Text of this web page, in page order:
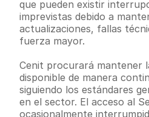
que pueden existir
imprevistas debido a
actualizaciones, fallas
fuerza mayor.
Cenit procurará mantener
disponible de manera
siguiendo los estándares
en el sector. El acceso al
ocasionalmente